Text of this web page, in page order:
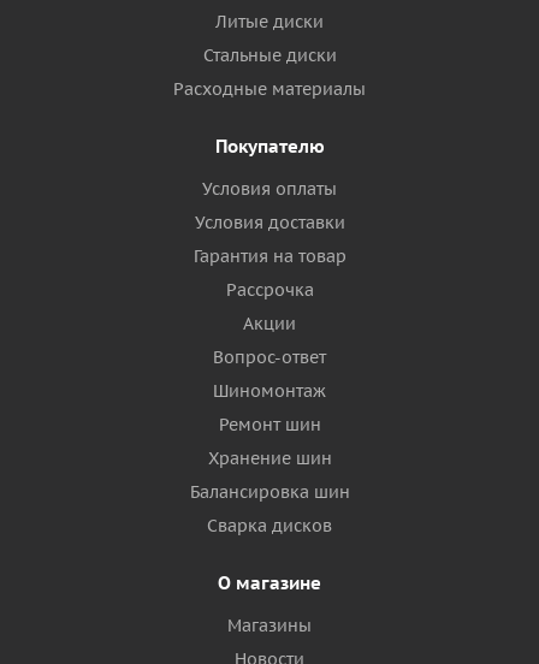
Литые диски
Стальные диски
Расходные материалы
Покупателю
Условия оплаты
Условия доставки
Гарантия на товар
Рассрочка
Акции
Вопрос-ответ
Шиномонтаж
Ремонт шин
Хранение шин
Балансировка шин
Сварка дисков
О магазине
Магазины
Новости